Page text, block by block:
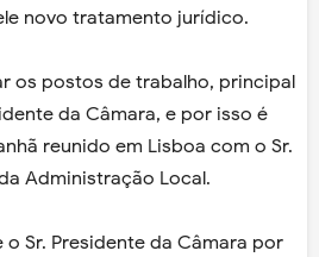
novo tratamento jurídico.
os postos de trabalho, principal
da Câmara, e por isso é
reunido em Lisboa com o Sr.
Administração Local.
Sr. Presidente da Câmara por